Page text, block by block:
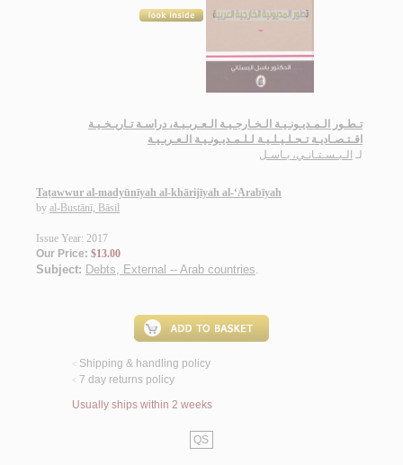
تـطـور الـمـديـونـيـة الـخـارجـيـة الـعـربـيـة، دراسـة تـاريـخـيـة
اقـتـصـاديـة تـحـلـيـلـيـة لـلـمـديـونـيـة الـعـربـيـة
لـ الـبـسـتـانـي، بـاسـل
Taṭawwur al-madyūnīyah al-khārijīyah al-‘Arabīyah
by al-Bustānī, Bāsil
Issue Year: 2017
Our Price: $13.00
Subject: Debts, External -- Arab countries.
< Shipping & handling policy
< 7 day returns policy
Usually ships within 2 weeks
QS